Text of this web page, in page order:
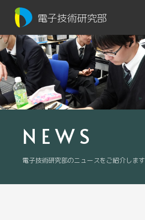
電子技術研究部
NEWS
電子技術研究部のニュースをご紹介します